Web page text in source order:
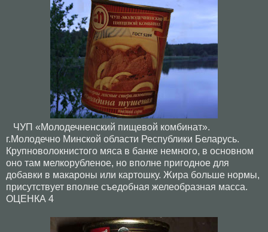
ЧУП «Молодечненский пищевой комбинат».
г.Молодечно Минской области Республики Беларусь.
Крупноволокнистого мяса в банке немного, в основном
оно там мелкорубленое, но вполне пригодное для
добавки в макароны или картошку. Жира больше нормы,
присутствует вполне съедобная желеобразная масса.
ОЦЕНКА 4